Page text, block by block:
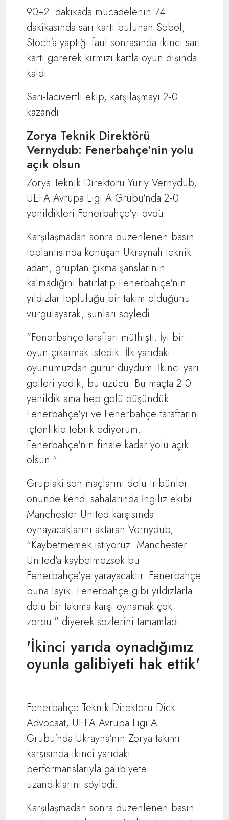
90+2. dakikada mücadelenin 74.
dakikasında sarı kartı bulunan Sobol,
Stoch'a yaptığı faul sonrasında ikinci sarı
kartı görerek kırmızı kartla oyun dışında
kaldı.
Sarı-lacivertli ekip, karşılaşmayı 2-0
kazandı.
Zorya Teknik Direktörü
Vernydub: Fenerbahçe'nin yolu
açık olsun
Zorya Teknik Direktörü Yuriy Vernydub,
UEFA Avrupa Ligi A Grubu'nda 2-0
yenildikleri Fenerbahçe'yi övdü.
Karşılaşmadan sonra düzenlenen basın
toplantısında konuşan Ukraynalı teknik
adam, gruptan çıkma şanslarının
kalmadığını hatırlatıp Fenerbahçe'nin
yıldızlar topluluğu bir takım olduğunu
vurgulayarak, şunları söyledi:
"Fenerbahçe taraftarı müthişti. İyi bir
oyun çıkarmak istedik. İlk yarıdaki
oyunumuzdan gurur duydum. İkinci yarı
golleri yedik, bu üzücü. Bu maçta 2-0
yenildik ama hep golü düşündük.
Fenerbahçe'yi ve Fenerbahçe taraftarını
içtenlikle tebrik ediyorum.
Fenerbahçe'nin finale kadar yolu açık
olsun."
Gruptaki son maçlarını dolu tribünler
önünde kendi sahalarında İngiliz ekibi
Manchester United karşısında
oynayacaklarını aktaran Vernydub,
"Kaybetmemek istiyoruz. Manchester
United'a kaybetmezsek bu
Fenerbahçe'ye yarayacaktır. Fenerbahçe
buna layık. Fenerbahçe gibi yıldızlarla
dolu bir takıma karşı oynamak çok
zordu." diyerek sözlerini tamamladı.
'İkinci yarıda oynadığımız
oyunla galibiyeti hak ettik'
Fenerbahçe Teknik Direktörü Dick
Advocaat, UEFA Avrupa Ligi A
Grubu'nda Ukrayna'nın Zorya takımı
karşısında ikinci yarıdaki
performanslarıyla galibiyete
uzandıklarını söyledi.
Karşılaşmadan sonra düzenlenen basın